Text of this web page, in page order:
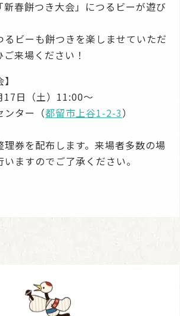
春餅つき大会」につるビーが遊び
るビーも餅つきを楽しませていただ
来場ください！
17日（土）11:00〜
ンター（都留市上谷1-2-3）
券を配布します。来場者多数の場
ますのでご了承ください。